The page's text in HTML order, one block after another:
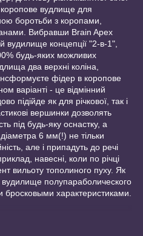
вудлище для
боротьби з коропами,
Вибравши Brain Apex
вудилище концепції "2-в-1",
будь-яких можливих
два верхні коліна,
фідер в коропове
варіанті - це відмінний
підійде як для річкової, так і
вершинки дозволять
під будь-яку оснастку, а
діаметра 6 мм(!) не тільки
але і припадуть до речі
навесні, коли по річці
вильоту тополиного пуху. Як
полупараболического
бросковыми характеристиками.